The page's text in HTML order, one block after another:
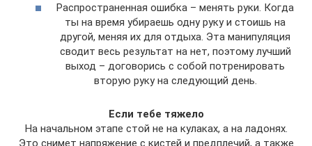
Распространенная ошибка – менять руки. Когда
ты на время убираешь одну руку и стоишь на
другой, меняя их для отдыха. Эта манипуляция
сводит весь результат на нет, поэтому лучший
выход – договорись с собой потренировать
вторую руку на следующий день.
Если тебе тяжело
На начальном этапе стой не на кулаках, а на ладонях.
Это снимет напряжение с кистей и предплечий, а также